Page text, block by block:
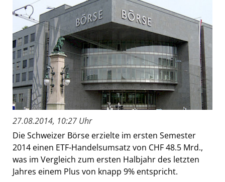
27.08.2014, 10:27 Uhr
Die Schweizer Börse erzielte im ersten Semester
2014 einen ETF-Handelsumsatz von CHF 48.5 Mrd.,
was im Vergleich zum ersten Halbjahr des letzten
Jahres einem Plus von knapp 9% entspricht.